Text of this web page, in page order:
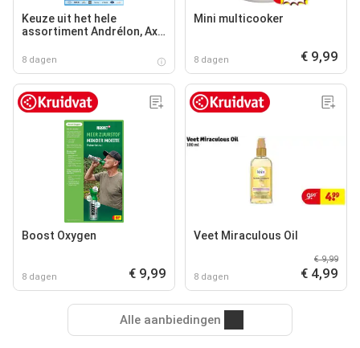
Keuze uit het hele
assortiment Andrélon, Axe,
Neutral, Rexona, Vaseline
8 dagen
Mini multicooker
8 dagen € 9,99
Boost Oxygen
8 dagen € 9,99
Veet Miraculous Oil
8 dagen
€ 9,99
€ 4,99
Alle aanbiedingen